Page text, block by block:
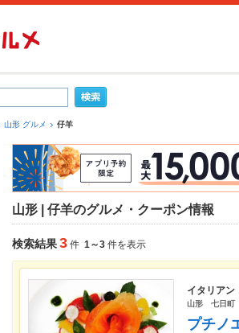
山形 グルメ 仔羊
山形 | 仔羊のグルメ・クーポン情報
検索結果3 件 1～3 件を表示
イタリアン
山形 七日
プチノ